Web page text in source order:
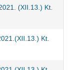
(XII.13.) Kt.
Kt.